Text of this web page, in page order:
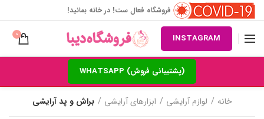
فروشگاه فعال ست! در خانه بمانید!
INSTAGRAM
0
(پشتیبانی فروش) WHATSAPP
خانه لوازم آرایشی ابزارهای آرایشی براش و پد آرایشی